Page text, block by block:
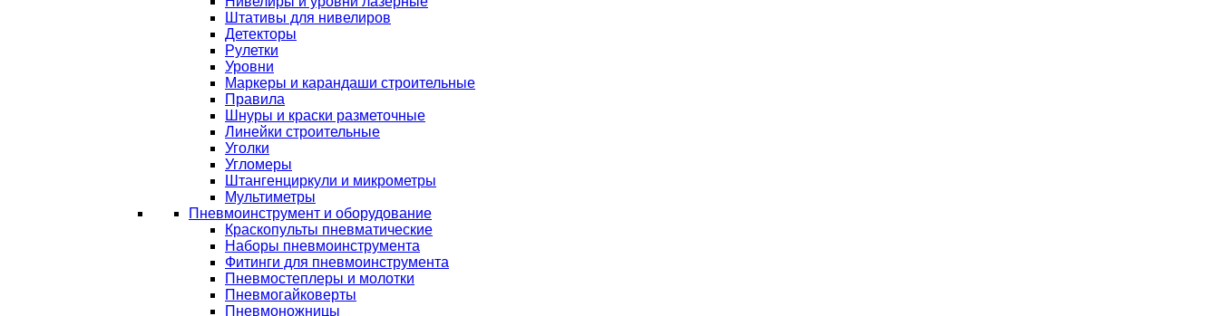
Штативы для нивелиров
Детекторы
Рулетки
Уровни
Маркеры и карандаши строительные
Правила
Шнуры и краски разметочные
Линейки строительные
Уголки
Угломеры
Штангенциркули и микрометры
Мультиметры
Пневмоинструмент и оборудование
Краскопульты пневматические
Наборы пневмоинструмента
Фитинги для пневмоинструмента
Пневмостеплеры и молотки
Пневмогайковерты
Пневмоножницы